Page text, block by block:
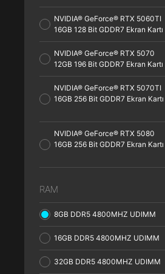
NVIDIA® GeForce® RTX 5060TI
16GB 128 Bit GDDR7 Ekran Kartı
NVIDIA® GeForce® RTX 5070
12GB 196 Bit GDDR7 Ekran Kartı
NVIDIA® GeForce® RTX 5070TI
16GB 256 Bit GDDR7 Ekran Kartı
NVIDIA® GeForce® RTX 5080
16GB 256 Bit GDDR7 Ekran Kartı
RAM
8GB DDR5 4800MHZ UDIMM
16GB DDR5 4800MHZ UDIMM
32GB DDR5 4800MHZ UDIMM